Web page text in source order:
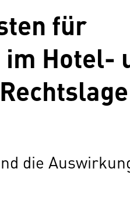
für
Hotel-
die